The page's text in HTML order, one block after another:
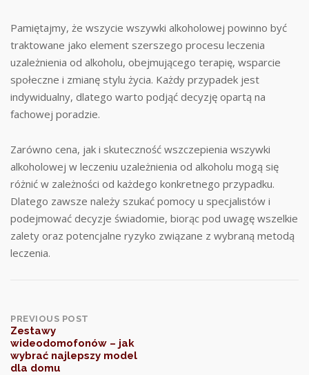
Pamiętajmy, że wszycie wszywki alkoholowej powinno być
traktowane jako element szerszego procesu leczenia
uzależnienia od alkoholu, obejmującego terapię, wsparcie
społeczne i zmianę stylu życia. Każdy przypadek jest
indywidualny, dlatego warto podjąć decyzję opartą na
fachowej poradzie.
Zarówno cena, jak i skuteczność wszczepienia wszywki
alkoholowej w leczeniu uzależnienia od alkoholu mogą się
różnić w zależności od każdego konkretnego przypadku.
Dlatego zawsze należy szukać pomocy u specjalistów i
podejmować decyzje świadomie, biorąc pod uwagę wszelkie
zalety oraz potencjalne ryzyko związane z wybraną metodą
leczenia.
Post
navigation
PREVIOUS POST
Zestawy
wideodomofonów – jak
wybrać najlepszy model
dla domu